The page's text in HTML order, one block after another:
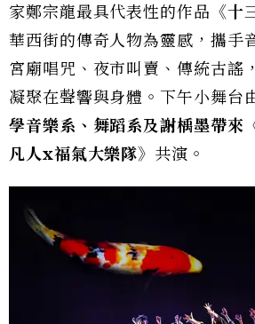
家鄭宗龍最具代表性的作品 《十
華西街的傳奇人物為靈感，攜手
宮廟唱咒、夜市叫賣、傳統古謠
凝聚在聲響與身體。下午小舞台
學音樂系、舞蹈系及謝楀墨帶
凡人x福氣大樂隊》 共演。